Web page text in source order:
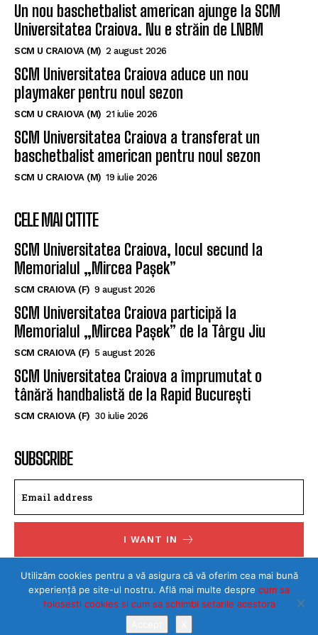
Un nou baschetbalist american ajunge la SCM
Universitatea Craiova. Nu e străin de LNBM
SCM U CRAIOVA (M) 2 august 2026
SCM Universitatea Craiova aduce un nou
playmaker pentru noul sezon
SCM U CRAIOVA (M) 21 iulie 2026
SCM Universitatea Craiova a transferat un
baschetbalist american pentru noul sezon
SCM U CRAIOVA (M) 19 iulie 2026
CELE MAI CITITE
SCM Universitatea Craiova, locul secund la
Memorialul „Mircea Pașek”
SCM CRAIOVA (F) 9 august 2026
SCM Universitatea Craiova participă la
Memorialul „Mircea Pașek” de la Târgu Jiu
SCM CRAIOVA (F) 5 august 2026
SCM Universitatea Craiova a împrumutat o
tânără handbalistă de la Rapid București
SCM CRAIOVA (F) 30 iulie 2026
SUBSCRIBE
I WANT IN
I've read and accept thePrivacy Policy.
Utilizăm cookies pentru a vă asigura că vă oferim cea mai bună
experiență pe site-ul nostru. Află mai multe despre cum sa
folosesti cookies si cum sa schimbi setarile acestora